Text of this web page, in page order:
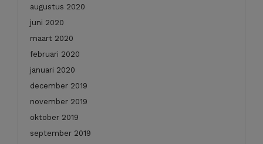
augustus 2020
juni 2020
maart 2020
februari 2020
januari 2020
december 2019
november 2019
oktober 2019
september 2019